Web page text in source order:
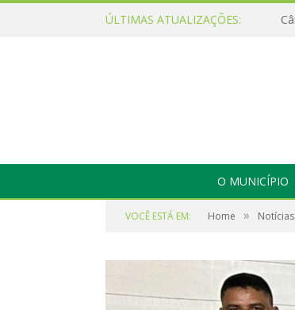
ÚLTIMAS ATUALIZAÇÕES:
O MUNICÍPIO
VOCÊ ESTÁ EM: Home » Notícias